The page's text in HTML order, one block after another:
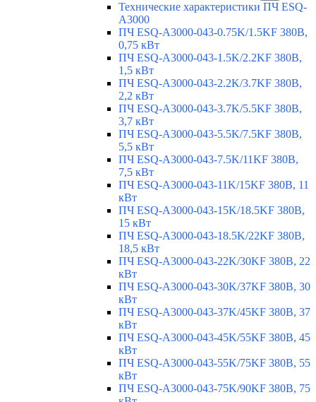
Технические характеристики ПЧ ESQ-
A3000
ПЧ ESQ-A3000-043-0.75K/1.5KF 380В,
0,75 кВт
ПЧ ESQ-A3000-043-1.5K/2.2KF 380В,
1,5 кВт
ПЧ ESQ-A3000-043-2.2K/3.7KF 380В,
2,2 кВт
ПЧ ESQ-A3000-043-3.7K/5.5KF 380В,
3,7 кВт
ПЧ ESQ-A3000-043-5.5K/7.5KF 380В,
5,5 кВт
ПЧ ESQ-A3000-043-7.5K/11KF 380В,
7,5 кВт
ПЧ ESQ-A3000-043-11K/15KF 380В, 11
кВт
ПЧ ESQ-A3000-043-15K/18.5KF 380В,
15 кВт
ПЧ ESQ-A3000-043-18.5K/22KF 380В,
18,5 кВт
ПЧ ESQ-A3000-043-22K/30KF 380В, 22
кВт
ПЧ ESQ-A3000-043-30K/37KF 380В, 30
кВт
ПЧ ESQ-A3000-043-37K/45KF 380В, 37
кВт
ПЧ ESQ-A3000-043-45K/55KF 380В, 45
кВт
ПЧ ESQ-A3000-043-55K/75KF 380В, 55
кВт
ПЧ ESQ-A3000-043-75K/90KF 380В, 75